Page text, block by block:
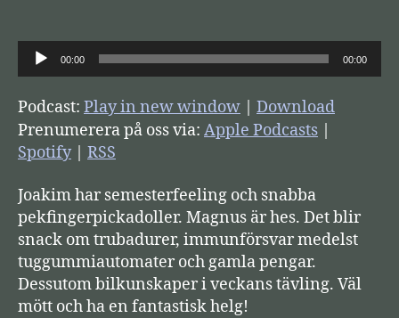
j
u
d
s
e
l
a
r
e
00:00 00:00
Podcast: Play in new window
Download
Prenumerera på oss via: Apple Podcasts
Spotify| RSS
Joakim har semesterfeeling och snabba
pekfingerpickadoller. Magnus är hes. Det blir
snack om trubadurer, immunförsvar medelst
tuggummiautomater och gamla pengar.
Dessutom bilkunskaper i veckans tävling. Väl
mött och ha en fantastisk helg!